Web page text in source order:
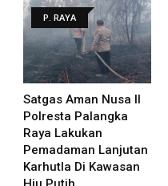
P. RAYA
Satgas Aman Nusa II
Polresta Palangka
Raya Lakukan
Pemadaman Lanjutan
Karhutla Di Kawasan